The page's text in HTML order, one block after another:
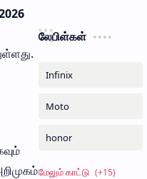
லேபிள்கள்